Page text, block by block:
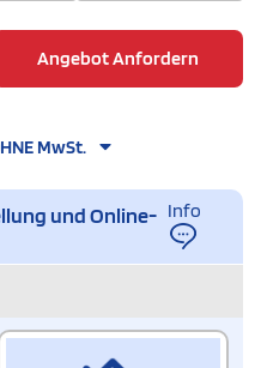
Angebot Anfordern
MwSt.
und Online- Info